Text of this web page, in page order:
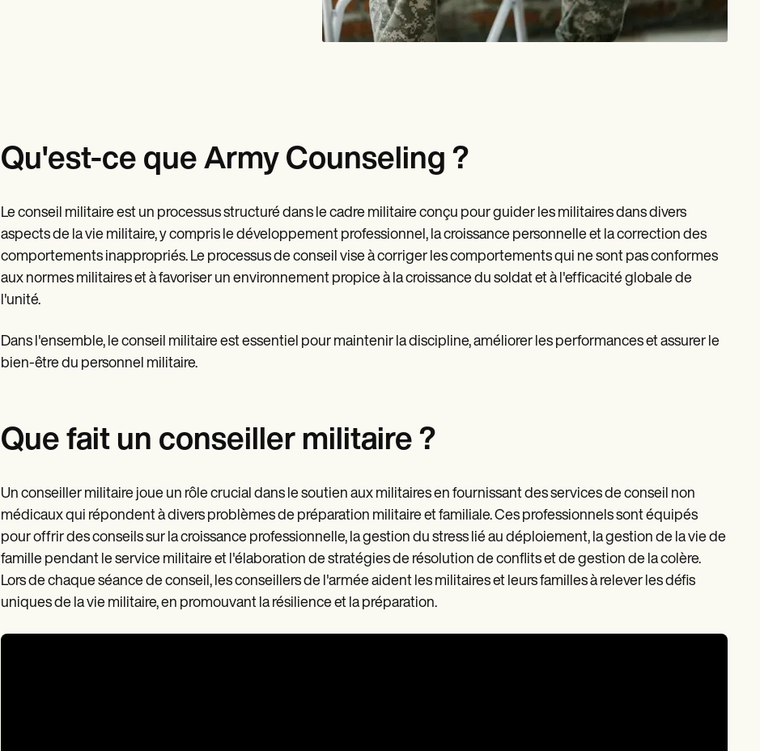
Qu'est-ce que Army Counseling ?
Le conseil militaire est un processus structuré dans le cadre militaire conçu pour guider les militaires dans divers
aspects de la vie militaire, y compris le développement professionnel, la croissance personnelle et la correction des
comportements inappropriés. Le processus de conseil vise à corriger les comportements qui ne sont pas conformes
aux normes militaires et à favoriser un environnement propice à la croissance du soldat et à l'efficacité globale de
l'unité.
Dans l'ensemble, le conseil militaire est essentiel pour maintenir la discipline, améliorer les performances et assurer le
bien-être du personnel militaire.
Que fait un conseiller militaire ?
Un conseiller militaire joue un rôle crucial dans le soutien aux militaires en fournissant des services de conseil non
médicaux qui répondent à divers problèmes de préparation militaire et familiale. Ces professionnels sont équipés
pour offrir des conseils sur la croissance professionnelle, la gestion du stress lié au déploiement, la gestion de la vie de
famille pendant le service militaire et l'élaboration de stratégies de résolution de conflits et de gestion de la colère.
Lors de chaque séance de conseil, les conseillers de l'armée aident les militaires et leurs familles à relever les défis
uniques de la vie militaire, en promouvant la résilience et la préparation.